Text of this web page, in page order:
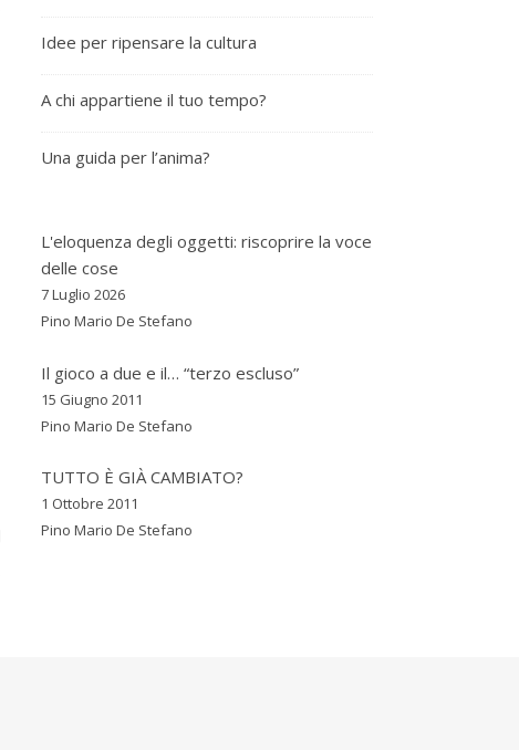
Idee per ripensare la cultura
A chi appartiene il tuo tempo?
Una guida per l’anima?
L'eloquenza degli oggetti: riscoprire la voce
delle cose
7 Luglio 2026
Pino Mario De Stefano
Il gioco a due e il… “terzo escluso”
15 Giugno 2011
Pino Mario De Stefano
TUTTO È GIÀ CAMBIATO?
1 Ottobre 2011
Pino Mario De Stefano